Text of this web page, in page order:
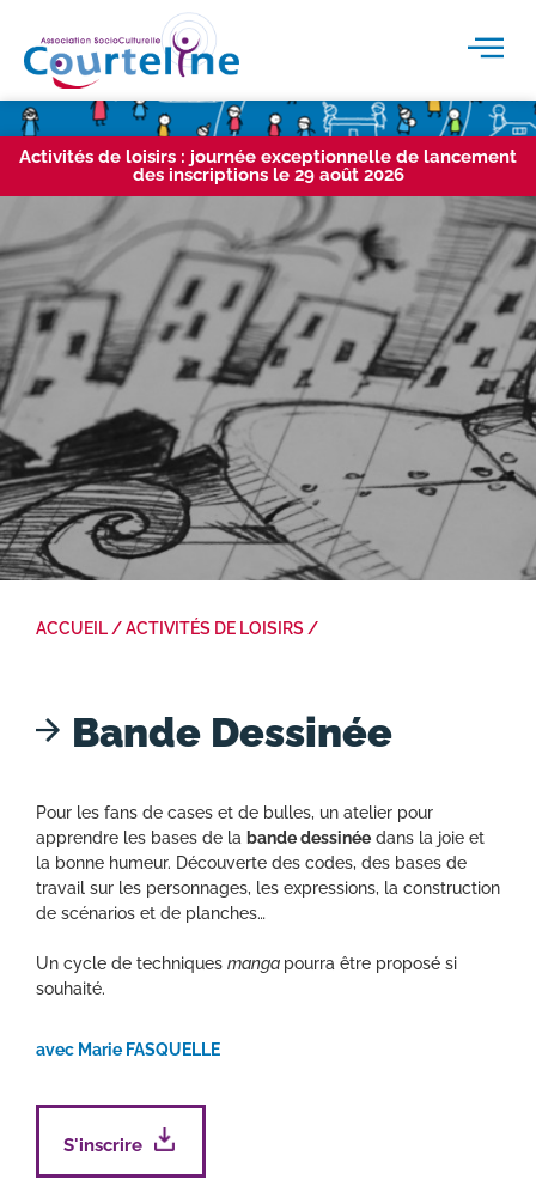
Activités de loisirs : journée exceptionnelle de lancement
des inscriptions le 29 août 2026
ACCUEIL /ACTIVITÉS DE LOISIRS /
Bande Dessinée
Pour les fans de cases et de bulles, un atelier pour
apprendre les bases de la bande dessinée dans la joie et
la bonne humeur. Découverte des codes, des bases de
travail sur les personnages, les expressions, la construction
de scénarios et de planches…
Un cycle de techniques manga pourra être proposé si
souhaité.
avec Marie FASQUELLE
S'inscrire